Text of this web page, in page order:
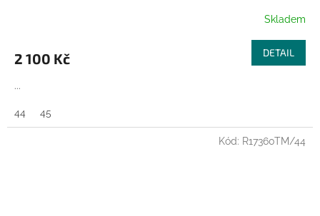
R
M
A
Skladem
2 100 Kč DETAIL
...
44 45
Kód: R17360TM/44